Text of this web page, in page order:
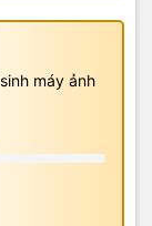
máy ảnh